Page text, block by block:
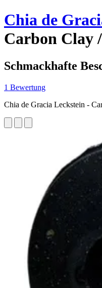
Chia de
Carbon Clay
Schmackhafte
1 Bewertung
Chia de Gracia Leckstein -